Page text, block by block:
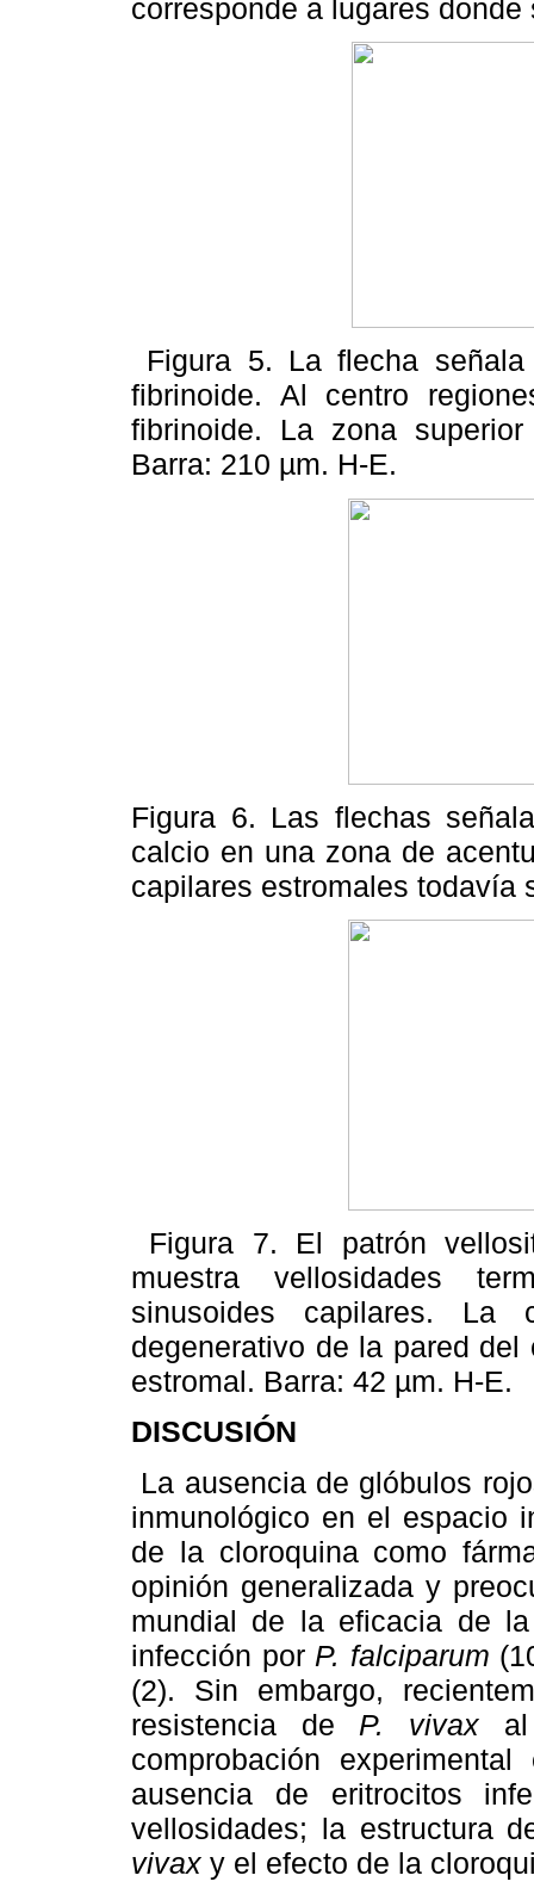
corresponde a lugares
Figura 5. La flecha
fibrinoide. Al centro
fibrinoide. La zona
Barra: 210 µm. H-E.
Figura 6. Las flechas
calcio en una zona de
capilares estromales todavía
Figura 7. El patrón
muestra vellosidades
sinusoides capilares. La
degenerativo de la pared
estromal. Barra: 42 µm. H-E.
DISCUSIÓN
La ausencia de glóbulos
inmunológico en el espacio
de la cloroquina como
opinión generalizada y
mundial de la eficacia de
infección por P. falciparum
(2). Sin embargo,
resistencia de P. vivax al
comprobación
ausencia de eritrocitos
vellosidades; la estructura
vivax y el efecto de la